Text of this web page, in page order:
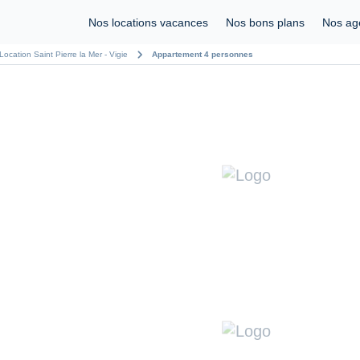
Nos locations vacances Nos bons plans Nos
Location Saint Pierre la Mer - Vigie chevron_right Appartement 4 personnes